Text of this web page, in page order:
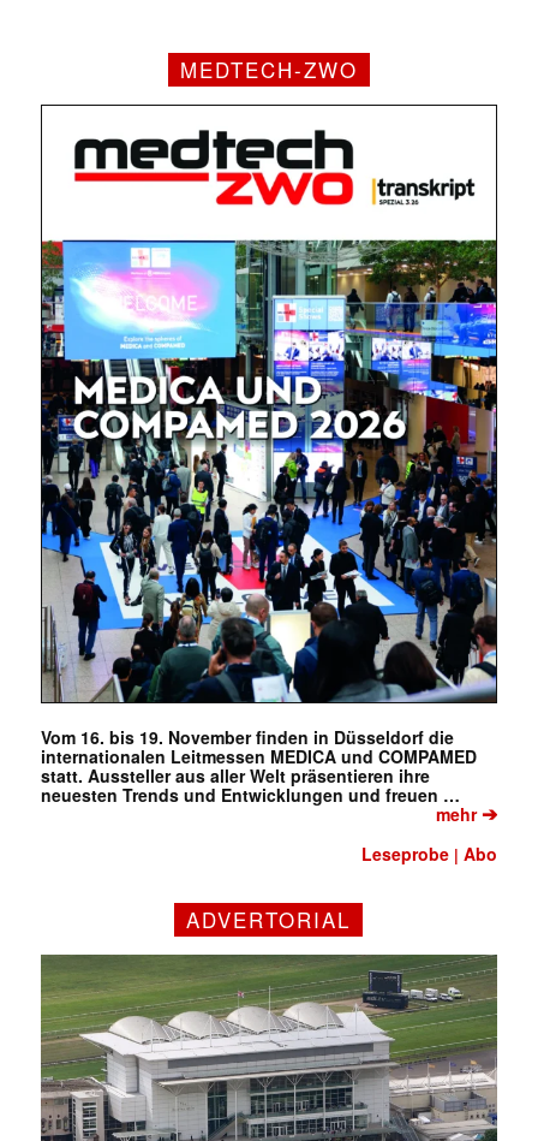
MEDTECH-ZWO
Vom 16. bis 19. November finden in Düsseldorf die
internationalen Leitmessen MEDICA und COMPAMED
statt. Aussteller aus aller Welt präsentieren ihre
neuesten Trends und Entwicklungen und freuen …
mehr➔
Leseprobe |Abo
ADVERTORIAL